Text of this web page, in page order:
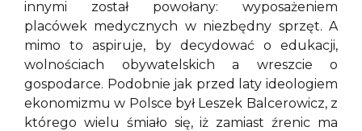
innymi został powołany: wyposażeniem
placówek medycznych w niezbędny sprzęt. A
mimo to aspiruje, by decydować o edukacji,
wolnościach obywatelskich a wreszcie o
gospodarce. Podobnie jak przed laty ideologiem
ekonomizmu w Polsce był Leszek Balcerowicz, z
którego wielu śmiało się, iż zamiast źrenic ma